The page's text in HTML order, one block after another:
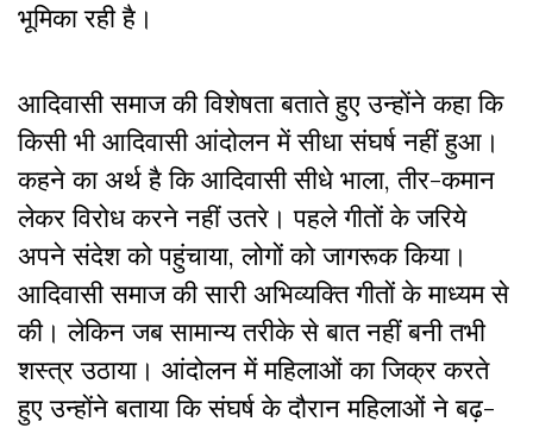
भूमिका रही है।
आदिवासी समाज की विशेषता बताते हुए उन्होंने कहा कि
किसी भी आदिवासी आंदोलन में सीधा संघर्ष नहीं हुआ।
कहने का अर्थ है कि आदिवासी सीधे भाला, तीर-कमान
लेकर विरोध करने नहीं उतरे। पहले गीतों के जरिये
अपने संदेश को पहुंचाया, लोगों को जागरूक किया।
आदिवासी समाज की सारी अभिव्यक्ति गीतों के माध्यम से
की। लेकिन जब सामान्य तरीके से बात नहीं बनी तभी
शस्त्र उठाया। आंदोलन में महिलाओं का जिक्र करते
हुए उन्होंने बताया कि संघर्ष के दौरान महिलाओं ने बढ़-